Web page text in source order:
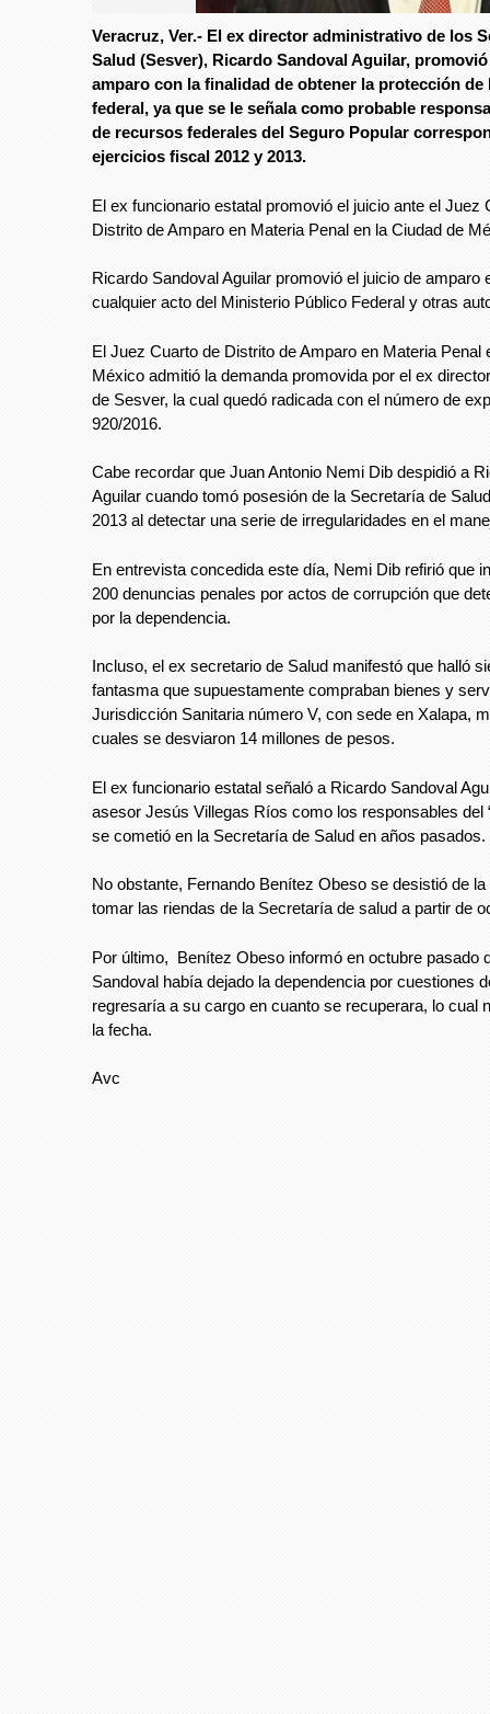
Foto: Avc
Foto: Avc
Veracruz, Ver.- El ex director administrativo de los
Salud (Sesver), Ricardo Sandoval Aguilar,
amparo con la finalidad de obtener la protección de
federal, ya que se le señala como probable
de recursos federales del Seguro Popular
ejercicios fiscal 2012 y 2013.
El ex funcionario estatal promovió el juicio ante el Juez
Distrito de Amparo en Materia Penal en la Ciudad de
Ricardo Sandoval Aguilar promovió el juicio de amparo
cualquier acto del Ministerio Público Federal y otras
El Juez Cuarto de Distrito de Amparo en Materia Penal
México admitió la demanda promovida por el ex
de Sesver, la cual quedó radicada con el número de
920/2016.
Cabe recordar que Juan Antonio Nemi Dib despidió a
Aguilar cuando tomó posesión de la Secretaría de
2013 al detectar una serie de irregularidades en el
En entrevista concedida este día, Nemi Dib refirió que
200 denuncias penales por actos de corrupción que
por la dependencia.
Incluso, el ex secretario de Salud manifestó que halló
fantasma que supuestamente compraban bienes y
Jurisdicción Sanitaria número V, con sede en Xalapa,
cuales se desviaron 14 millones de pesos.
El ex funcionario estatal señaló a Ricardo Sandoval
asesor Jesús Villegas Ríos como los responsables del
se cometió en la Secretaría de Salud en años pasados.
No obstante, Fernando Benítez Obeso se desistió de
tomar las riendas de la Secretaría de salud a partir de
Por último, Benítez Obeso informó en octubre pasado
Sandoval había dejado la dependencia por cuestiones
regresaría a su cargo en cuanto se recuperara, lo cual
la fecha.
Avc